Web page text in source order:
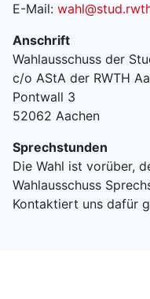
E-Mail:
Anschrift
Wahlausschuss der
c/o AStA der RWTH
Pontwall 3
52062 Aachen
Sprechstunden
Die Wahl ist vorüber,
Wahlausschuss
Kontaktiert uns dafür